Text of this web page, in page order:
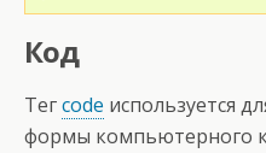
Код
Тегcode используется
формы компьютерного